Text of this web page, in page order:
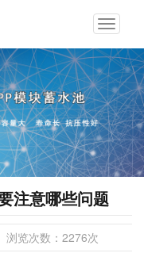
Toggle
注意哪些问题
浏览次数： 2276次